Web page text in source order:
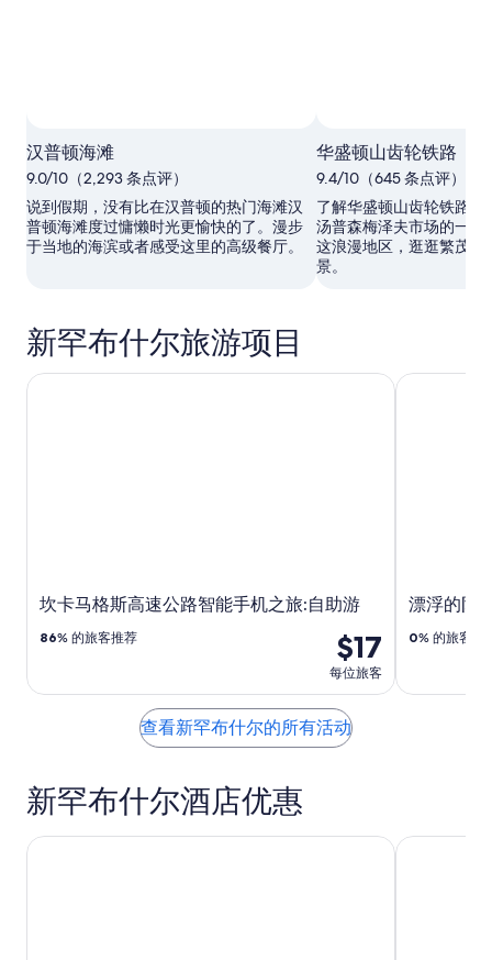
片
拍
摄
Visitor
Bureau
汉普顿海滩
9.0/10（2,293 条点评）
说到假期，没有比在汉普顿的热门海滩汉
普顿海滩度过慵懒时光更愉快的了。漫步
于当地的海滨或者感受这里的高级餐厅。
华盛顿山齿轮铁路
9.4/10（645 条点评）
了解华盛顿山齿轮铁路举
汤普森梅泽夫市场的一座
这浪漫地区，逛逛繁茂的
景。
新罕布什尔旅游项目
坎卡马格斯高速公路智能手机之旅:自助游
$17
每位旅客
86% 的旅客推荐
坎卡马格斯高速公路智能手机之旅:自助游
漂浮的阴
0% 的旅客推
漂浮的阴和
查看新罕布什尔的所有活动
新罕布什尔酒店优惠
希尔顿途酒店曼彻斯特市中心 洲际酒店集